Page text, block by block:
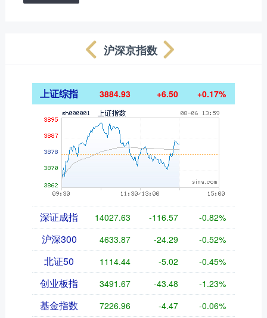
沪深京指数
上证综指 3884.93 +6.50 +0.17%
深证成指 14027.63 -116.57 -0.82%
沪深300 4633.87 -24.29 -0.52%
北证50 1114.44 -5.02 -0.45%
创业板指 3491.67 -43.48 -1.23%
基金指数 7226.96 -4.47 -0.06%